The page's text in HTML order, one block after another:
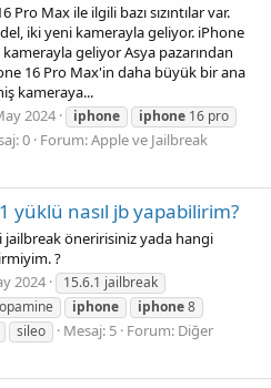
Max ile ilgili bazı sızıntılar var.
iki yeni kamerayla geliyor. iPhone
geliyor Asya pazarından
16 Pro Max'in daha büyük bir ana
kameraya...
2024 iphone iphone 16 pro
0 Forum:Apple ve Jailbreak
yüklü nasıl jb yapabilirim?
jailbreak öneririsiniz yada hangi
?
2024
15.6.1 jailbreak
iphone iphone8
sileo Mesaj: 5 Forum: Diğer